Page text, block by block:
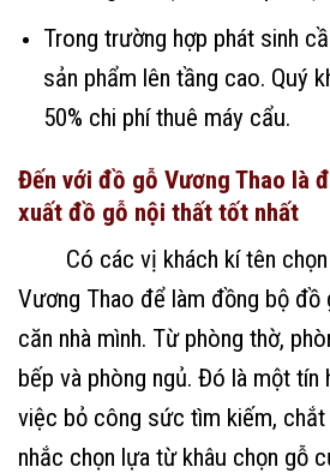
Trong trường hợp phát sinh
sản phẩm lên tầng cao. Quý
50% chi phí thuê máy cẩu.
Đến với đồ gỗ Vương Thao là
xuất đồ gỗ nội thất tốt nhất
Có các vị khách kí tên
Vương Thao để làm đồng bộ đồ
căn nhà mình. Từ phòng thờ,
bếp và phòng ngủ. Đó là một
việc bỏ công sức tìm kiếm, chắt
nhắc chọn lựa từ khâu chọn gỗ